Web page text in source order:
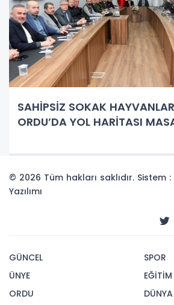
SAHİPSİZ SOKAK
ORDU’DA YOL HARİTASI
© 2026 Tüm hakları saklıdır. Sistem
Yazılımı
GÜNCEL
ÜNYE
ORDU
SPOR
EĞİTİM
DÜNYA